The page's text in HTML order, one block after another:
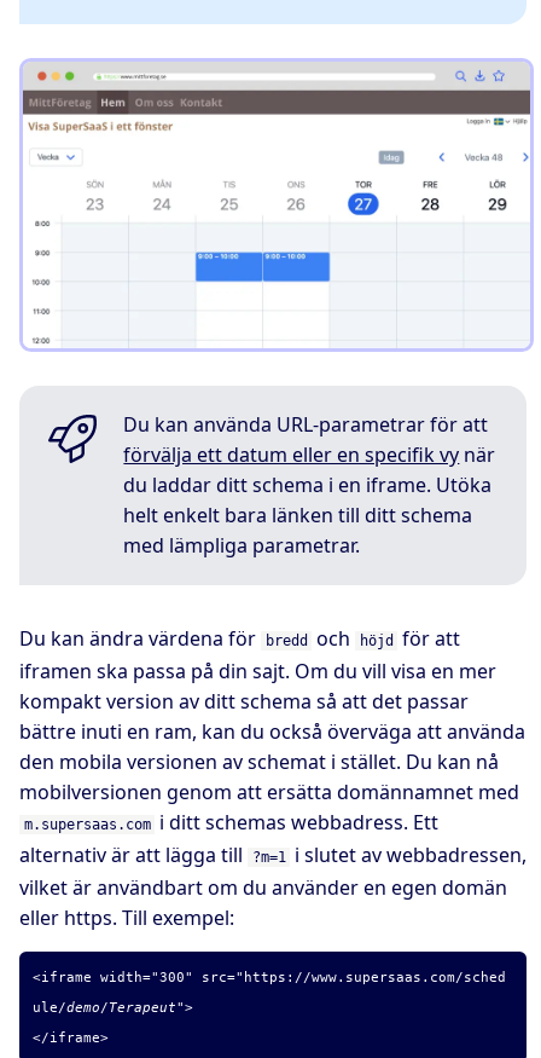
Du kan använda URL-parametrar för att
förvälja ett datum eller en specifik vy när
du laddar ditt schema i en iframe. Utöka
helt enkelt bara länken till ditt schema
med lämpliga parametrar.
Du kan ändra värdena för bredd och höjd
för att
iframen ska passa på din sajt. Om du vill visa en mer
kompakt version av ditt schema så att det passar
bättre inuti en ram, kan du också överväga att använda
den mobila versionen av schemat i stället. Du kan nå
mobilversionen genom att ersätta domännamnet med
m.supersaas.com
i ditt schemas webbadress. Ett
alternativ är att lägga till
?m=1
i slutet av webbadressen,
vilket är användbart om du använder en egen domän
eller https. Till exempel:
<iframe width="300" src=" https://www.supersaas.com/sched
ule/demo/Terapeut">
</iframe>